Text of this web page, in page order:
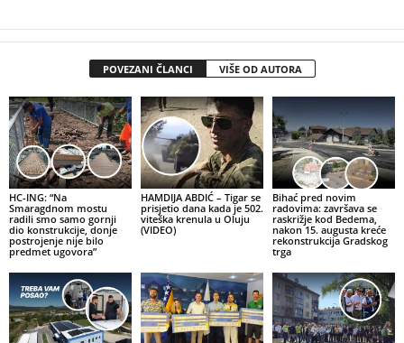
POVEZANI ČLANCI VIŠE OD AUTORA
HC-ING: “Na
Smaragdnom mostu
radili smo samo gornji
dio konstrukcije, donje
postrojenje nije bilo
predmet ugovora”
HAMDIJA ABDIĆ – Tigar se
prisjetio dana kada je 502.
viteška krenula u Oluju
(VIDEO)
Bihać pred novim
radovima: završava se
raskrižje kod Bedema,
nakon 15. augusta kreće
rekonstrukcija Gradskog
trga